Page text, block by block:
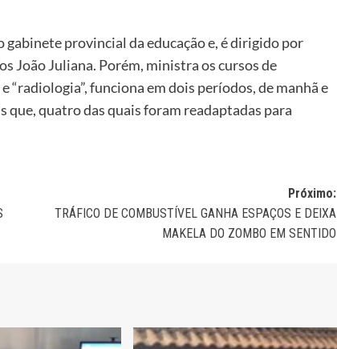
gabinete provincial da educação e, é dirigido por
João Juliana. Porém, ministra os cursos de
“radiologia”, funciona em dois períodos, de manhã e
que, quatro das quais foram readaptadas para
Próximo:
TRÁFICO DE COMBUSTÍVEL GANHA ESPAÇOS E DEIXA
MAKELA DO ZOMBO EM SENTIDO